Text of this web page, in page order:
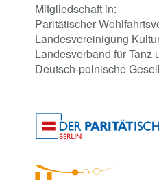
Mitgliedschaft in:
Paritätischer
Landesvereinigung
Landesverband für Tanz
Deutsch-polnische